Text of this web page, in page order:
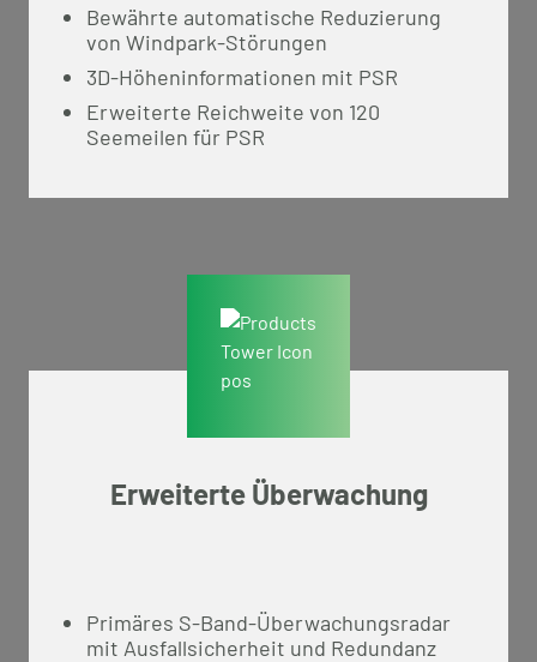
Bewährte automatische Reduzierung
von Windpark-Störungen
3D-Höheninformationen mit PSR
Erweiterte Reichweite von 120
Seemeilen für PSR
Erweiterte Überwachung
Primäres S-Band-Überwachungsradar
mit Ausfallsicherheit und Redundanz